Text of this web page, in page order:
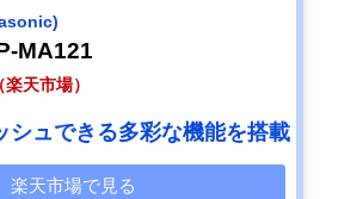
MA121
天市場）
シュできる多彩な機能を搭載
楽天市場で見る